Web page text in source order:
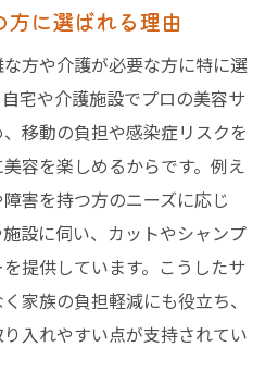
に選ばれる理由
方や介護が必要な方に特に選
宅や介護施設でプロの美容サ
移動の負担や感染症リスクを
容を楽しめるからです。例え
害を持つ方のニーズに応じ
設に伺い、カットやシャンプ
提供しています。こうしたサ
家族の負担軽減にも役立ち、
入れやすい点が支持されてい